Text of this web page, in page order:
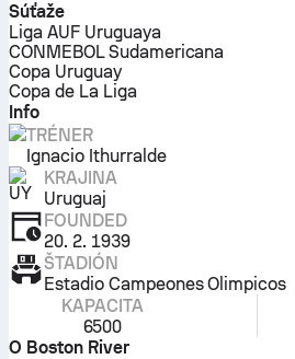
Súťaže
Liga AUF Uruguaya
CONMEBOL Sudamericana
Copa Uruguay
Copa de La Liga
Info
TRÉNER
Ignacio Ithurralde
KRAJINA
Uruguaj
FOUNDED
20. 2. 1939
ŠTADIÓN
Estadio Campeones Olimpicos
KAPACITA
6500
O Boston River